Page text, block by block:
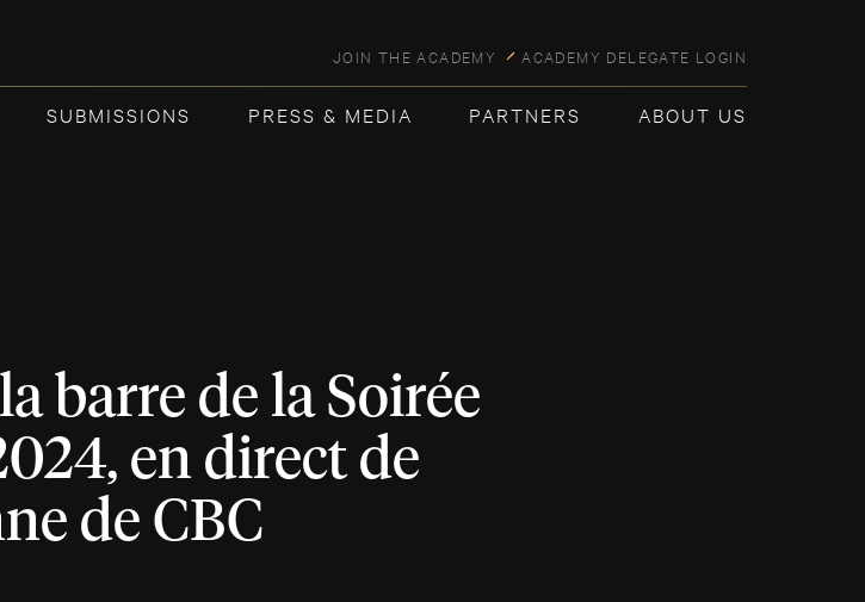
JOIN THE ACADEMY ACADEMY DELEGATE LOGIN
SUBMISSIONS PRESS & MEDIA PARTNERS ABOUT US
barre de la Soirée
en direct de
de CBC